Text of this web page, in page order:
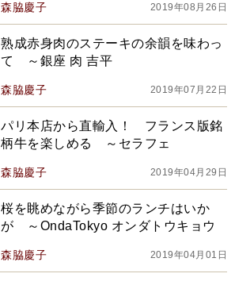
森脇慶子 2019年08月26日
熟成赤身肉のステーキの余韻を味わっ
て ～銀座 肉 吉平
森脇慶子 2019年07月22日
パリ本店から直輸入！ フランス版銘
柄牛を楽しめる ～セラフェ
森脇慶子 2019年04月29日
桜を眺めながら季節のランチはいか
が ～OndaTokyo オンダトウキョウ
森脇慶子 2019年04月01日